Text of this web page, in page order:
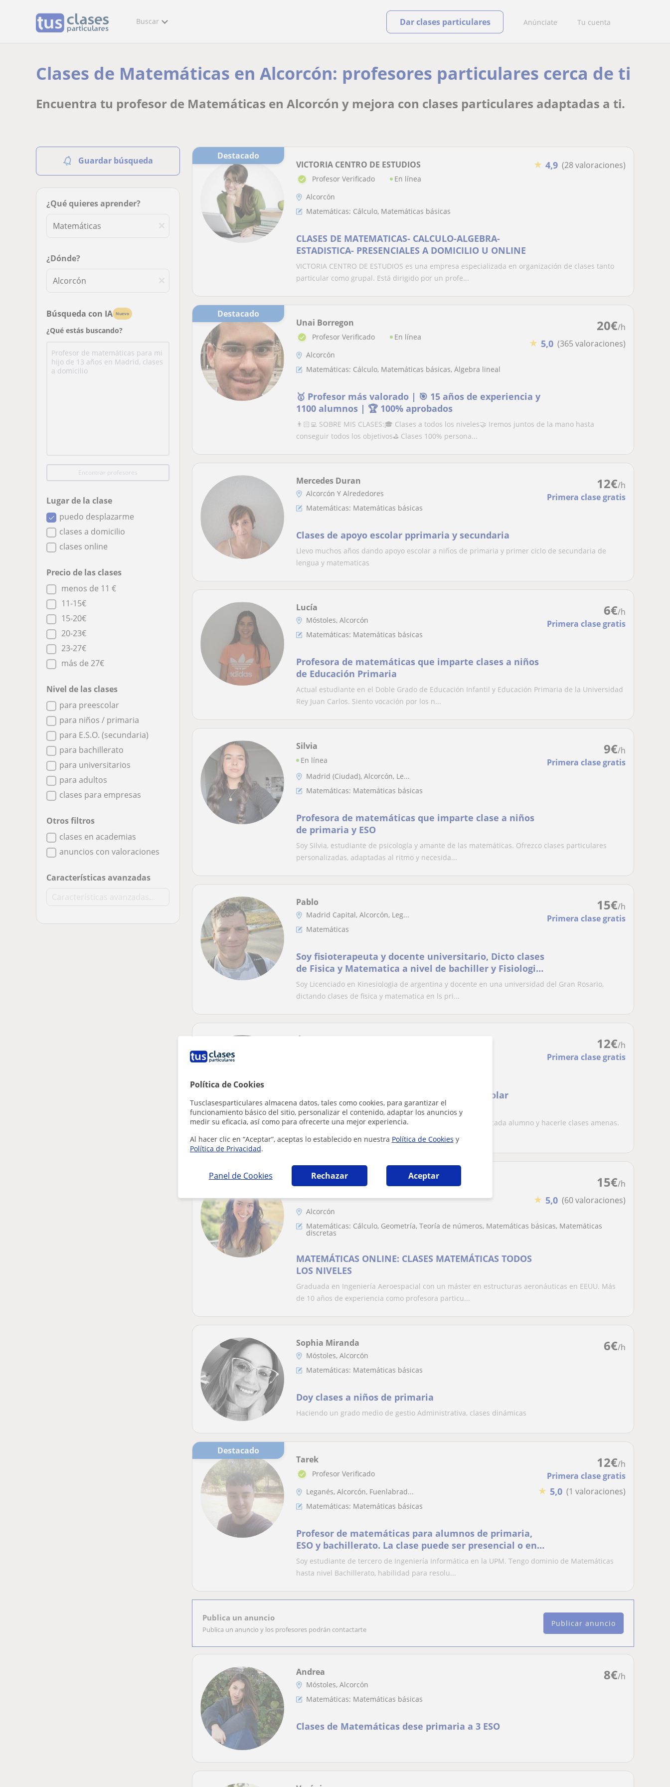
Política de Cookies
Tusclasesparticulares almacena datos, tales como cookies, para garantizar el
funcionamiento básico del sitio, personalizar el contenido, adaptar los anuncios y
medir su eficacia, así como para ofrecerte una mejor experiencia.
Al hacer clic en “Aceptar”, aceptas lo establecido en nuestra Política de Cookies y
Política de Privacidad.
Panel de Cookies Rechazar Aceptar
Buscar Anúnciate Tu cuenta
Dar clases particulares
Clases de Matemáticas en Alcorcón: profesores particulares cerca de ti
Encuentra tu profesor de Matemáticas en Alcorcón y mejora con clases particulares adaptadas a ti.
Guardar búsqueda
¿Qué quieres aprender?
¿Dónde?
Búsqueda con IA Nuevo
¿Qué estás buscando?
Encontrar profesores
Lugar de la clase
puedo desplazarme
clases a domicilio
clases online
Precio de las clases
menos de 11 €
11-15€
15-20€
20-23€
23-27€
más de 27€
Nivel de las clases
para preescolar
para niños / primaria
para E.S.O. (secundaria)
para bachillerato
para universitarios
para adultos
clases para empresas
Otros filtros
clases en academias
anuncios con valoraciones
Características avanzadas
Destacado
★ 4,9 (28 valoraciones)
VICTORIA CENTRO DE ESTUDIOS
Profesor Verificado
En línea
Alcorcón
Matemáticas: Cálculo, Matemáticas básicas
CLASES DE MATEMATICAS- CALCULO-ALGEBRA-
ESTADISTICA- PRESENCIALES A DOMICILIO U ONLINE
VICTORIA CENTRO DE ESTUDIOS es una empresa especializada en organización de clases tanto
particular como grupal. Está dirigido por un profe...
Destacado
20€/h
★ 5,0 (365 valoraciones)
Unai Borregon
Profesor Verificado
En línea
Alcorcón
Matemáticas: Cálculo, Matemáticas básicas, Álgebra lineal
🥇 Profesor más valorado | 🎯 15 años de experiencia y
1100 alumnos | 🏆 100% aprobados
👨🏻‍💻 SOBRE MIS CLASES:🎓 Clases a todos los niveles🤝 Iremos juntos de la mano hasta
conseguir todos los objetivos⛳️ Clases 100% persona...
12€/h
Primera clase gratis
Mercedes Duran
Alcorcón Y Alrededores
Matemáticas: Matemáticas básicas
Clases de apoyo escolar pprimaria y secundaria
Llevo muchos años dando apoyo escolar a niños de primaria y primer ciclo de secundaria de
lengua y matematicas
6€/h
Primera clase gratis
Lucía
Móstoles, Alcorcón
Matemáticas: Matemáticas básicas
Profesora de matemáticas que imparte clases a niños
de Educación Primaria
Actual estudiante en el Doble Grado de Educación Infantil y Educación Primaria de la Universidad
Rey Juan Carlos. Siento vocación por los n...
9€/h
Primera clase gratis
Silvia
En línea
Madrid (Ciudad), Alcorcón, Le...
Matemáticas: Matemáticas básicas
Profesora de matemáticas que imparte clase a niños
de primaria y ESO
Soy Silvia, estudiante de psicología y amante de las matemáticas. Ofrezco clases particulares
personalizadas, adaptadas al ritmo y necesida...
15€/h
Primera clase gratis
Pablo
Madrid Capital, Alcorcón, Leg...
Matemáticas
Soy fisioterapeuta y docente universitario, Dicto clases
de Fisica y Matematica a nivel de bachiller y Fisiologia
y Anatomia
Soy Licenciado en Kinesiologia de argentina y docente en una universidad del Gran Rosario,
dictando clases de fisica y matematica en ls pri...
12€/h
Primera clase gratis
Clases particulares de apoyo o refuerzo escolar
(Matemáticas, Inglés, Lengua, Química...)
Llevo más de 5 años dando a clase. Trato de adaptarme a cada alumno y hacerle clases amenas.
Mi objetivo es que el alumno, una vez termine,...
Destacado
15€/h
★ 5,0 (60 valoraciones)
MENTOOR - Clases online
Alcorcón
Matemáticas: Cálculo, Geometría, Teoría de números, Matemáticas básicas, Matemáticas
discretas
MATEMÁTICAS ONLINE: CLASES MATEMÁTICAS TODOS
LOS NIVELES
Graduada en Ingeniería Aeroespacial con un máster en estructuras aeronáuticas en EEUU. Más
de 10 años de experiencia como profesora particu...
6€/h
Sophia Miranda
Móstoles, Alcorcón
Matemáticas: Matemáticas básicas
Doy clases a niños de primaria
Haciendo un grado medio de gestio Administrativa, clases dinámicas
Destacado
12€/h
Primera clase gratis
★ 5,0 (1 valoraciones)
Tarek
Profesor Verificado
Leganés, Alcorcón, Fuenlabrad...
Matemáticas: Matemáticas básicas
Profesor de matemáticas para alumnos de primaria,
ESO y bachillerato. La clase puede ser presencial o en
remoto
Soy estudiante de tercero de Ingeniería Informática en la UPM. Tengo dominio de Matemáticas
hasta nivel Bachillerato, habilidad para resolu...
Publica un anuncio
Publica un anuncio y los profesores podrán contactarte
Publicar anuncio
8€/h
Andrea
Móstoles, Alcorcón
Matemáticas: Matemáticas básicas
Clases de Matemáticas dese primaria a 3 ESO